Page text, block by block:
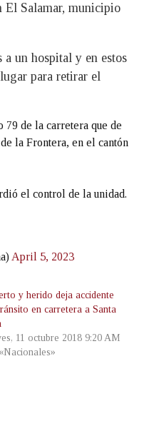
El Salamar, municipio
a un hospital y en estos
para retirar el
de la carretera que de
la Frontera, en el cantón
el control de la unidad.
April 5, 2023
y herido deja accidente
en carretera a Santa
11 octubre 2018 9:20 AM